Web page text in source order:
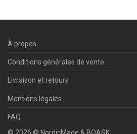
À propos
Conditions générales de vente
Livraison et retours
Mentions légales
FAQ